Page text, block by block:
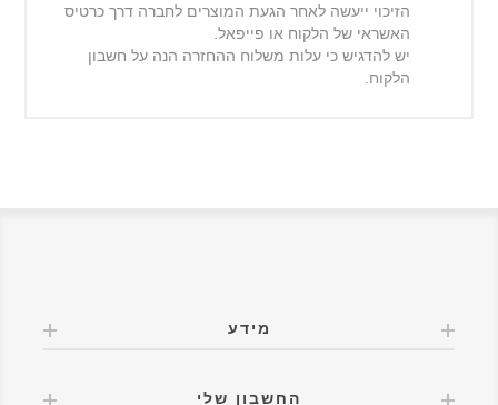
הזיכוי ייעשה לאחר הגעת המוצרים לחברה דרך כרטיס
האשראי של הלקוח או פייפאל.
יש להדגיש כי עלות משלוח ההחזרה הנה על חשבון
הלקוח.
מידע
החשבון שלי